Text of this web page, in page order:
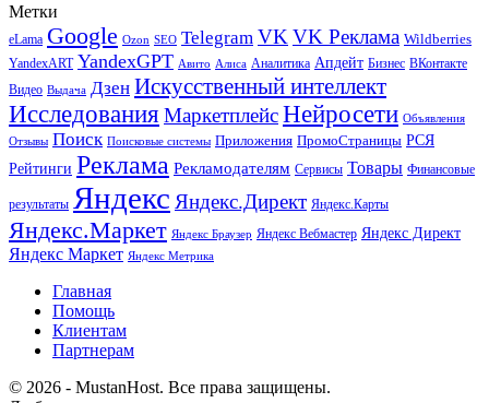
Метки
eLama Google Ozon SEO Telegram VK VK Реклама Wildberries
YandexART YandexGPT Авито Алиса Аналитика Апдейт Бизнес ВКонтакте
Видео Выдача Дзен Искусственный интеллект
Исследования МаркетплейсНейросети Объявления
Отзывы Поиск Поисковые системы Приложения ПромоСтраницы РСЯ
Рейтинги Реклама Рекламодателям Сервисы Товары Финансовые
результаты Яндекс Яндекс.Директ Яндекс.Карты
Яндекс.Маркет Яндекс Браузер Яндекс Вебмастер Яндекс Директ
Яндекс Маркет Яндекс Метрика
Главная
Помощь
Клиентам
Партнерам
© 2026 - MustanHost. Все права защищены.